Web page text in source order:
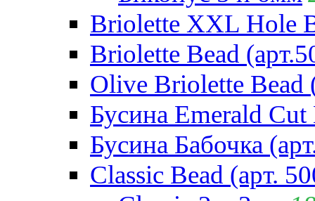
Briolette XXL Hole
Briolette Bead
Olive Briolette Bead
Бусина Emerald Cut
Бусина Бабочка
Classic Bead (арт.